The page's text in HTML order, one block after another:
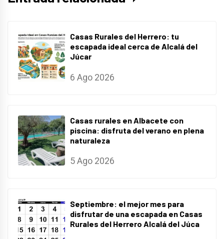
Casas Rurales del Herrero: tu
escapada ideal cerca de Alcalá del
Júcar
6 Ago 2026
Casas rurales en Albacete con
piscina: disfruta del verano en plena
naturaleza
5 Ago 2026
Septiembre: el mejor mes para
disfrutar de una escapada en Casas
Rurales del Herrero Alcalá del Júca